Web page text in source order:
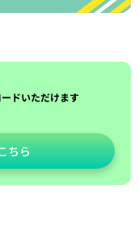
ドいただけます
ちら